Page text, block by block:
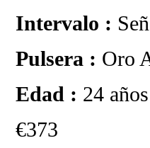
Intervalo :
Pulsera : Oro
Edad : 24 años
€373